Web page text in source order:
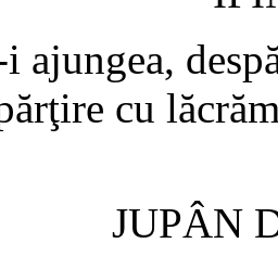
ajungea,
cu
JUPÂN